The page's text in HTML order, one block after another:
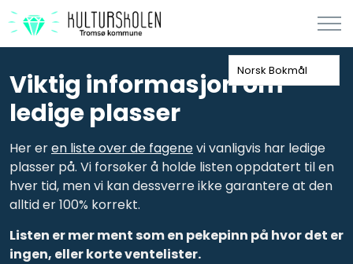
Viktig informasjon om
ledige plasser
Her eren liste over de fagenevi vanligvis har ledige
plasser på. Vi forsøker å holde listen oppdatert til en
hver tid, men vi kan dessverre ikke garantere at den
alltid er 100% korrekt.
Listen er mer ment som en pekepinn på hvor det er
ingen, eller korte ventelister.
Norsk Bokmål